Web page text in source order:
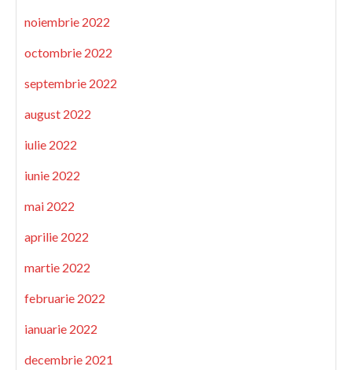
noiembrie 2022
octombrie 2022
septembrie 2022
august 2022
iulie 2022
iunie 2022
mai 2022
aprilie 2022
martie 2022
februarie 2022
ianuarie 2022
decembrie 2021